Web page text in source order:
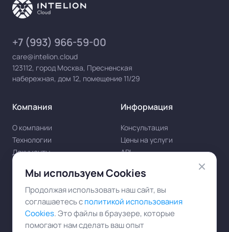
Мы используем Cookies
Продолжая использовать наш сайт, вы
соглашаетесь сполитикой использования
Cookies. Это файлы в браузере, которые
помогают нам сделать ваш опыт
+7 (993) 966-59-00
care@intelion.cloud
123112, город Москва, Пресненская
набережная, дом 12, помещение 11/29
Компания
О компании
Технологии
Документы
Информация
Консультация
Цены на услуги
API
Наши проекты
Telegram канал
Медиа про ИИ